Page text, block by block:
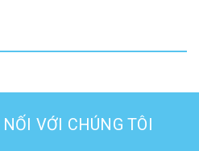
NỐI VỚI CHÚNG TÔI